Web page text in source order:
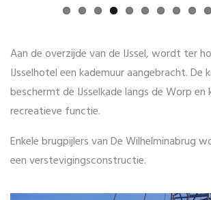
Aan de overzijde van de IJssel, wordt ter
IJsselhotel een kademuur aangebracht. De
beschermt de IJsselkade langs de Worp
recreatieve functie.
Enkele brugpijlers van De Wilhelminabrug
een verstevigingsconstructie.